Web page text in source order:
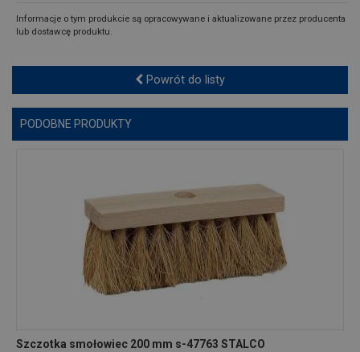
Informacje o tym produkcie są opracowywane i aktualizowane przez producenta
lub dostawcę produktu.
Powrót do listy
PODOBNE PRODUKTY
Szczotka smołowiec 200 mm s-47763 STALCO